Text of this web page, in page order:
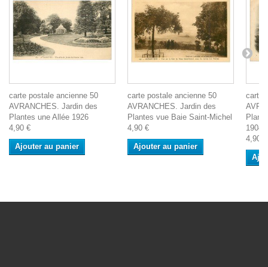
carte postale ancienne 50
AVRANCHES. Jardin des
Plantes une Allée 1926
4,90 €
Ajouter au panier
carte postale ancienne 50
AVRANCHES. Jardin des
Plantes vue Baie Saint-Michel
4,90 €
Ajouter au panier
carte
1904
4,90 €